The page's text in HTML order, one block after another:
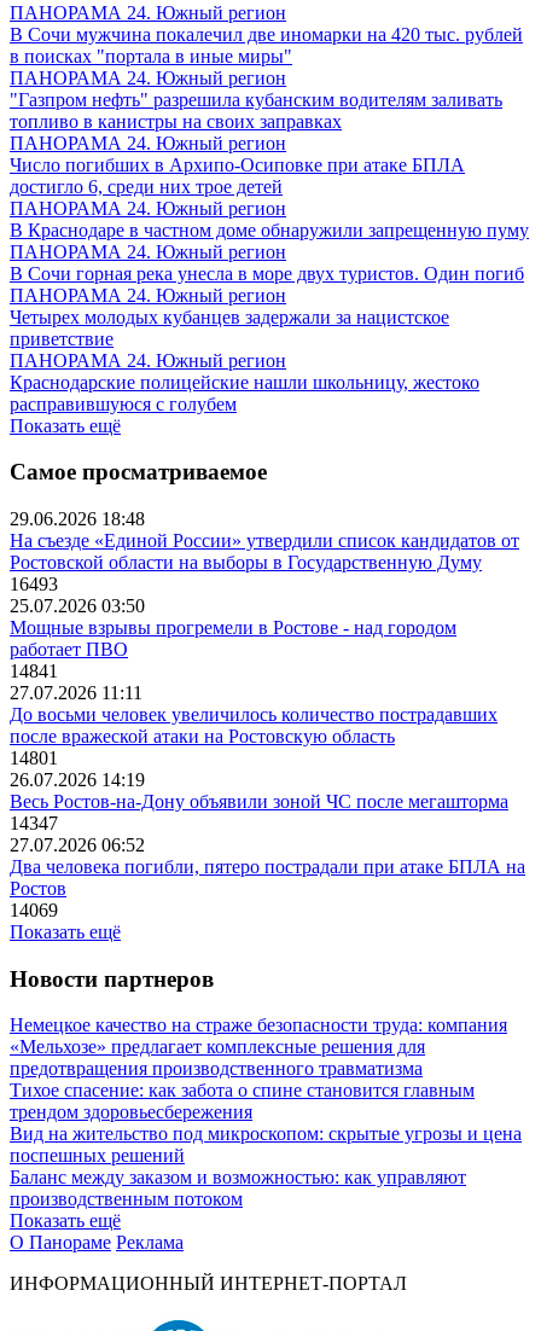
ПАНОРАМА 24. Южный регион
В Сочи мужчина покалечил две иномарки на 420 тыс. рублей
в поисках "портала в иные миры"
ПАНОРАМА 24. Южный регион
"Газпром нефть" разрешила кубанским водителям заливать
топливо в канистры на своих заправках
ПАНОРАМА 24. Южный регион
Число погибших в Архипо-Осиповке при атаке БПЛА
достигло 6, среди них трое детей
ПАНОРАМА 24. Южный регион
В Краснодаре в частном доме обнаружили запрещенную пуму
ПАНОРАМА 24. Южный регион
В Сочи горная река унесла в море двух туристов. Один погиб
ПАНОРАМА 24. Южный регион
Четырех молодых кубанцев задержали за нацистское
приветствие
ПАНОРАМА 24. Южный регион
Краснодарские полицейские нашли школьницу, жестоко
расправившуюся с голубем
Показать ещё
Самое просматриваемое
29.06.2026 18:48
На съезде «Единой России» утвердили список кандидатов от
Ростовской области на выборы в Государственную Думу
16493
25.07.2026 03:50
Мощные взрывы прогремели в Ростове - над городом
работает ПВО
14841
27.07.2026 11:11
До восьми человек увеличилось количество пострадавших
после вражеской атаки на Ростовскую область
14801
26.07.2026 14:19
Весь Ростов-на-Дону объявили зоной ЧС после мегашторма
14347
27.07.2026 06:52
Два человека погибли, пятеро пострадали при атаке БПЛА на
Ростов
14069
Показать ещё
Новости партнеров
Немецкое качество на страже безопасности труда: компания
«Мельхозе» предлагает комплексные решения для
предотвращения производственного травматизма
Тихое спасение: как забота о спине становится главным
трендом здоровьесбережения
Вид на жительство под микроскопом: скрытые угрозы и цена
поспешных решений
Баланс между заказом и возможностью: как управляют
производственным потоком
Показать ещё
О Панораме Реклама
ИНФОРМАЦИОННЫЙ ИНТЕРНЕТ-ПОРТАЛ